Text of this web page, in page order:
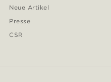
Neue Artikel
Presse
CSR